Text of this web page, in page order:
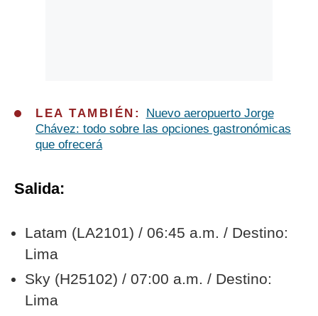
LEA TAMBIÉN:
Nuevo aeropuerto Jorge
Chávez: todo sobre las opciones gastronómicas
que ofrecerá
Salida:
Latam (LA2101) / 06:45 a.m. / Destino:
Lima
Sky (H25102) / 07:00 a.m. / Destino:
Lima